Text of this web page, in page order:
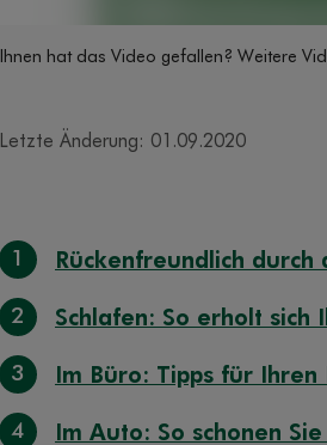
Ihnen hat das Video gefallen? Weitere
Letzte Änderung: 01.09.2020
1 Rückenfreundlich durch
2 Schlafen: So erholt sich
3 Im Büro: Tipps für Ihren
4 Im Auto: So schonen